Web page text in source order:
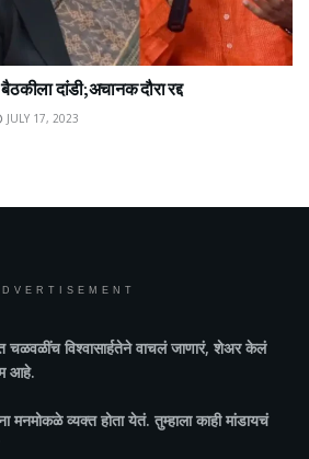
दांडी;अचानक दौरा रद्द
JULY 17, 2023
चळवळींच विश्वासार्हतेने वाचलं जाणारं, शेअर केलं
आहे.
मनमोकळे व्यक्त होता येतं. तुम्हाला काही मांडायचं